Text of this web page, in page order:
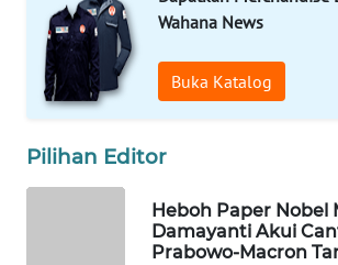
Wahana News
Buka Katalog
Pilihan Editor
Heboh Paper Nobel
Damayanti Akui
Prabowo-Macron
ID
WAHANANEWS
CO ID
WAHANANEWS
NET